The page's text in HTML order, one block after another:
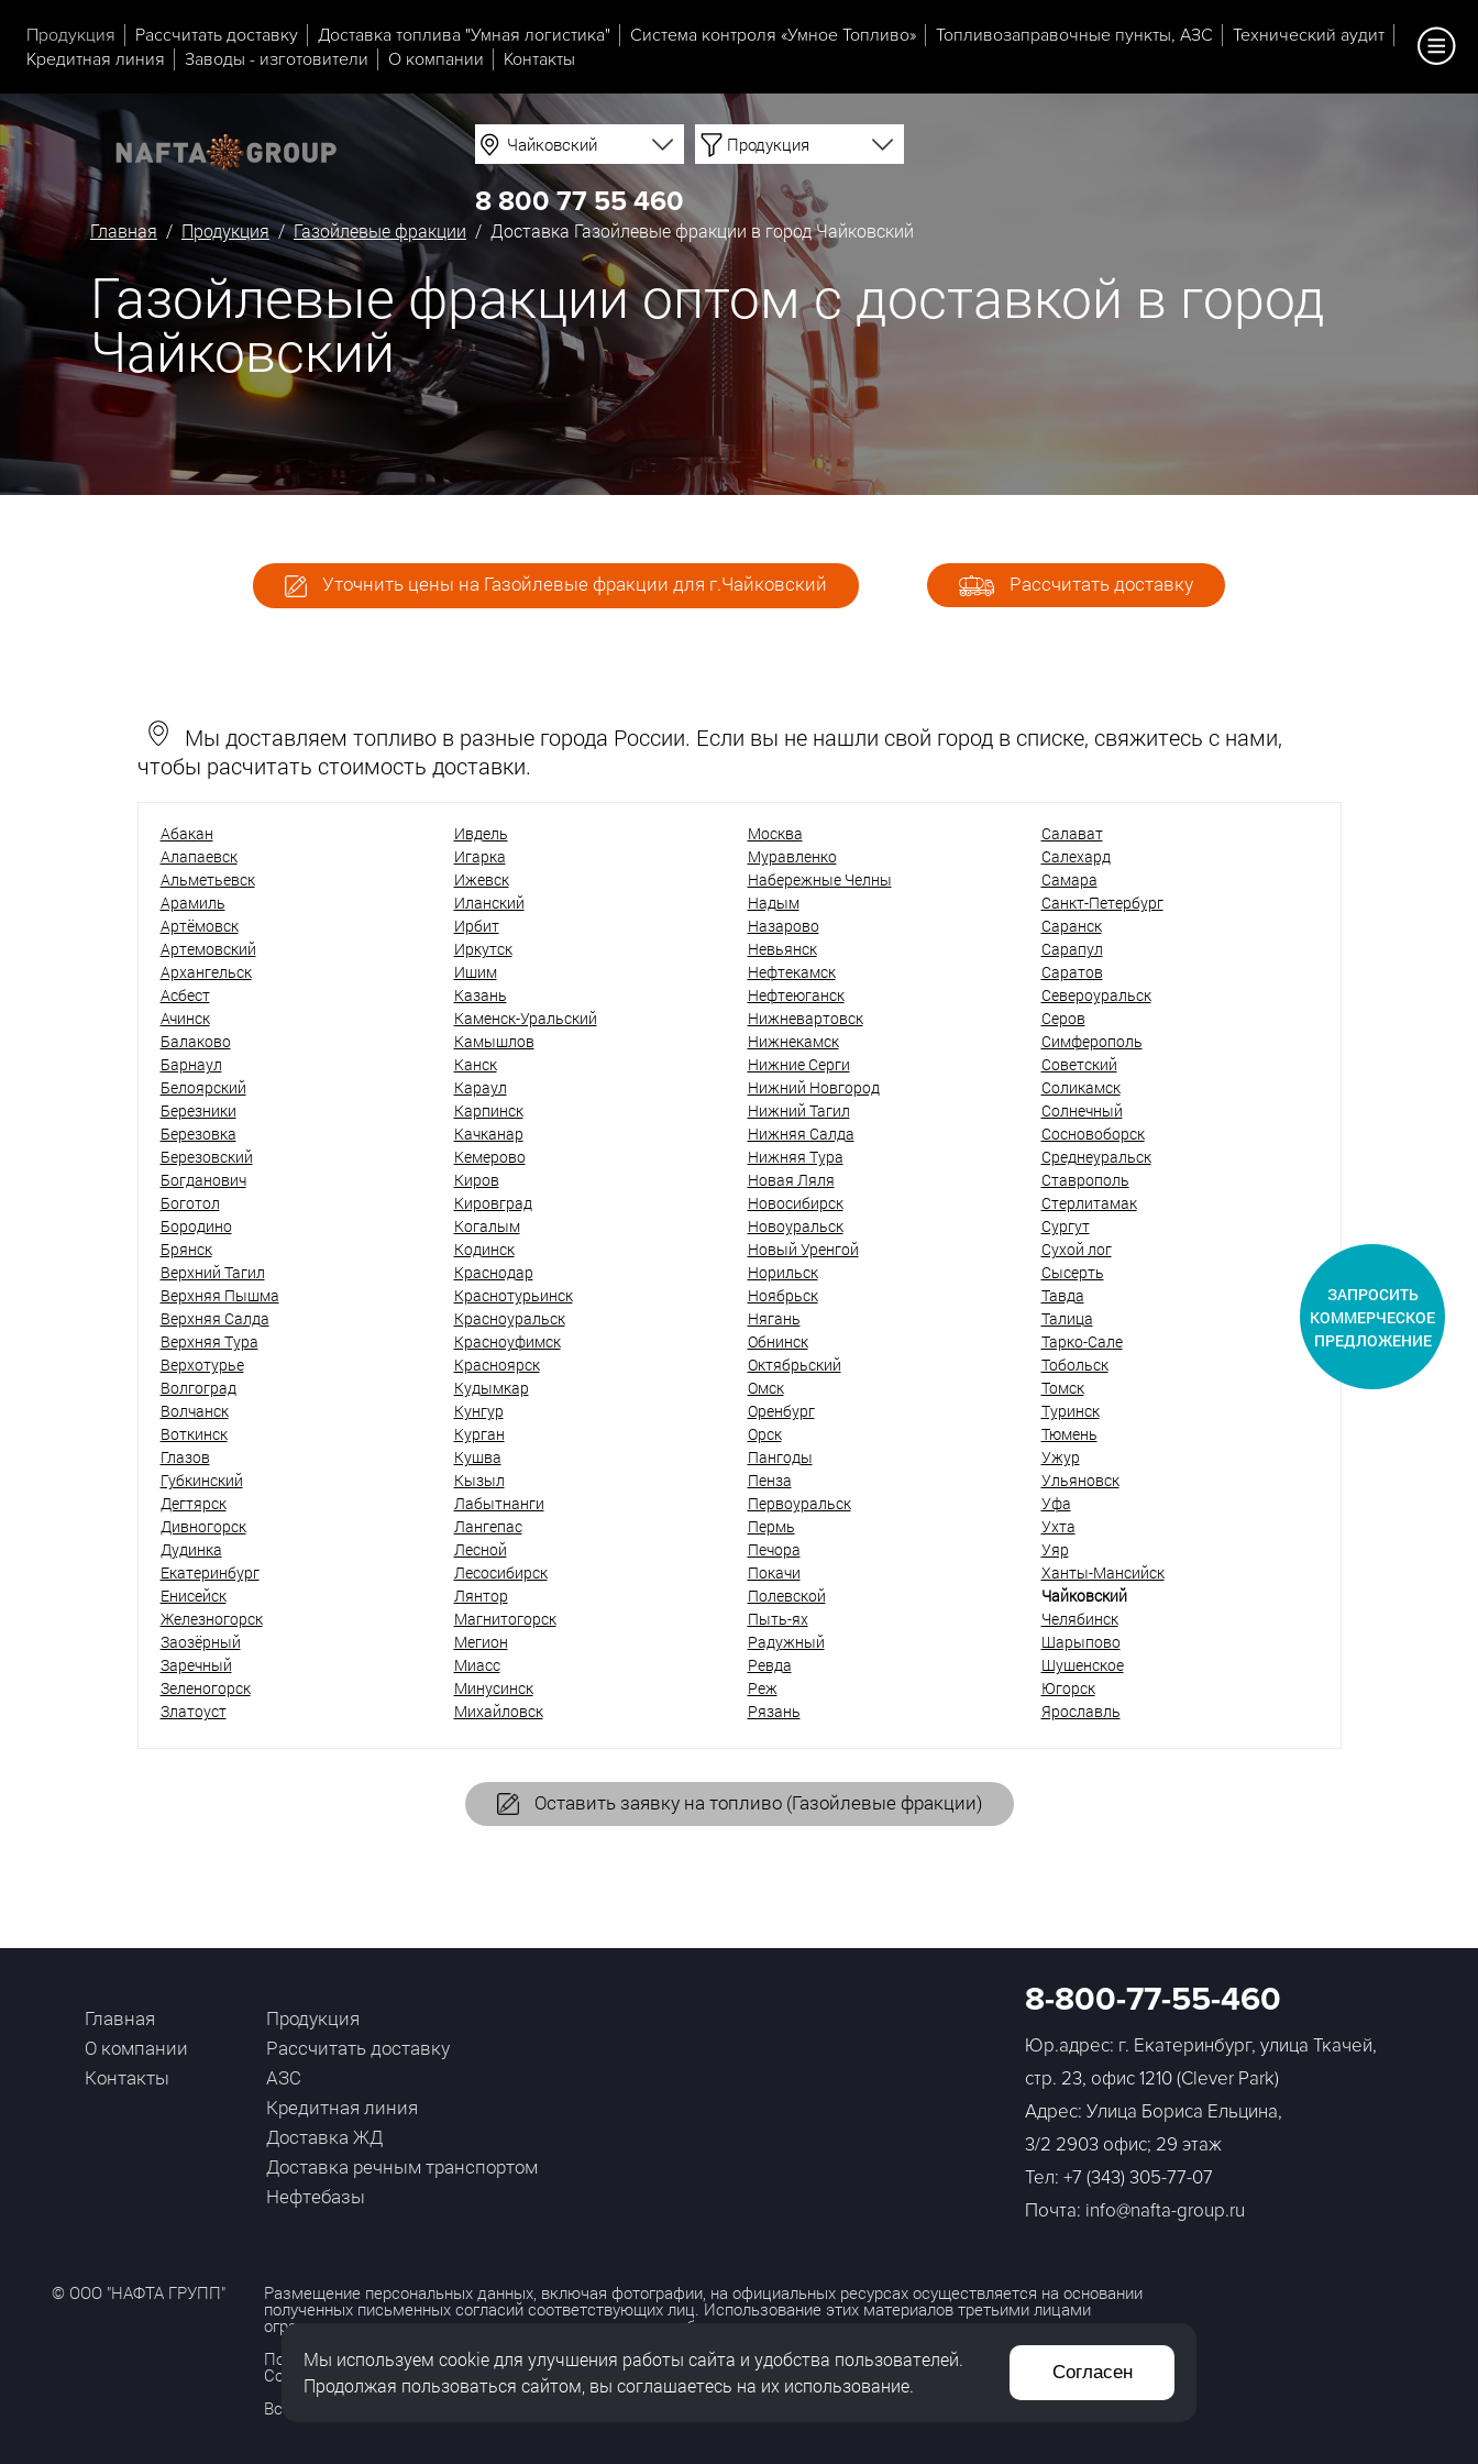
Продукция Рассчитать доставку Доставка топлива "Умная логистика" Система контроля «Умное Топливо» Топливозаправочные пункты, АЗС
Технический аудит
Кредитная линия
Заводы - изготовители О компании Контакты
Чайковский Продукция
8 800 77 55 460
Главная / Продукция/Газойлевые фракции / Доставка Газойлевые фракции в город Чайковский
Газойлевые фракции оптом с доставкой в город
Чайковский
Уточнить цены на Газойлевые фракции для г.Чайковский Рассчитать доставку
Мы доставляем топливо в разные города России. Если вы не нашли свой город в списке, свяжитесь с нами,
чтобы расчитать стоимость доставки.
Абакан
Алапаевск
Альметьевск
Арамиль
Артёмовск
Артемовский
Архангельск
Асбест
Ачинск
Балаково
Барнаул
Белоярский
Березники
Березовка
Березовский
Богданович
Боготол
Бородино
Брянск
Верхний Тагил
Верхняя Пышма
Верхняя Салда
Верхняя Тура
Верхотурье
Волгоград
Волчанск
Воткинск
Глазов
Губкинский
Дегтярск
Дивногорск
Дудинка
Екатеринбург
Енисейск
Железногорск
Заозёрный
Заречный
Зеленогорск
Златоуст
Ивдель
Игарка
Ижевск
Иланский
Ирбит
Иркутск
Ишим
Казань
Каменск-Уральский
Камышлов
Канск
Караул
Карпинск
Качканар
Кемерово
Киров
Кировград
Когалым
Кодинск
Краснодар
Краснотурьинск
Красноуральск
Красноуфимск
Красноярск
Кудымкар
Кунгур
Курган
Кушва
Кызыл
Лабытнанги
Лангепас
Лесной
Лесосибирск
Лянтор
Магнитогорск
Мегион
Миасс
Минусинск
Михайловск
Москва
Муравленко
Набережные Челны
Надым
Назарово
Невьянск
Нефтекамск
Нефтеюганск
Нижневартовск
Нижнекамск
Нижние Серги
Нижний Новгород
Нижний Тагил
Нижняя Салда
Нижняя Тура
Новая Ляля
Новосибирск
Новоуральск
Новый Уренгой
Норильск
Ноябрьск
Нягань
Обнинск
Октябрьский
Омск
Оренбург
Орск
Пангоды
Пенза
Первоуральск
Пермь
Печора
Покачи
Полевской
Пыть-ях
Радужный
Ревда
Реж
Рязань
Салават
Салехард
Самара
Санкт-Петербург
Саранск
Сарапул
Саратов
Североуральск
Серов
Симферополь
Советский
Соликамск
Солнечный
Сосновоборск
Среднеуральск
Ставрополь
Стерлитамак
Сургут
Сухой лог
Сысерть
Тавда
Талица
Тарко-Сале
Тобольск
Томск
Туринск
Тюмень
Ужур
Ульяновск
Уфа
Ухта
Уяр
Ханты-Мансийск
Чайковский
Челябинск
Шарыпово
Шушенское
Югорск
Ярославль
Оставить заявку на топливо (Газойлевые фракции)
Главная
О компании
Контакты
Продукция
Рассчитать доставку
АЗС
Кредитная линия
Доставка ЖД
Доставка речным транспортом
Нефтебазы
8-800-77-55-460
Юр.адрес: г. Екатеринбург, улица Ткачей,
стр. 23, офис 1210 (Clever Park)
Адрес: Улица Бориса Ельцина,
3/2 2903 офис; 29 этаж
Тел: +7 (343) 305-77-07
Почта: info@nafta-group.ru
© ООО "НАФТА ГРУПП" Размещение персональных данных, включая фотографии, на официальных ресурсах осуществляется на основании
полученных письменных согласий соответствующих лиц. Использование этих материалов третьими лицами
ограничено и допускается только с разрешения правообладателя.
Политика обработки персональных данных
Согласие на обработку персональных данных
Все права защищены
ЗАПРОСИТЬ
КОММЕРЧЕСКОЕ
ПРЕДЛОЖЕНИЕ
Мы используем cookie для улучшения работы сайта и удобства пользователей.
Продолжая пользоваться сайтом, вы соглашаетесь на их использование.
Согласен